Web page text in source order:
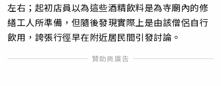
左右；起初店員以為這些酒精飲料是為寺廟內的修
繕工人所準備，但隨後發現實際上是由該僧侶自行
飲用，誇張行徑早在附近居民間引發討論。